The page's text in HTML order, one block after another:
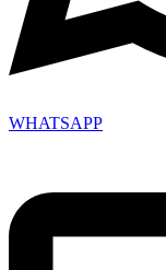
WHATSAPP